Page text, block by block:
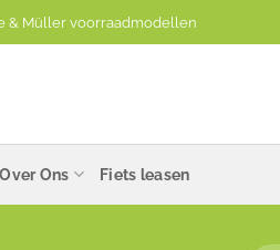
& Müller voorraadmodellen
Over Ons Fiets leasen